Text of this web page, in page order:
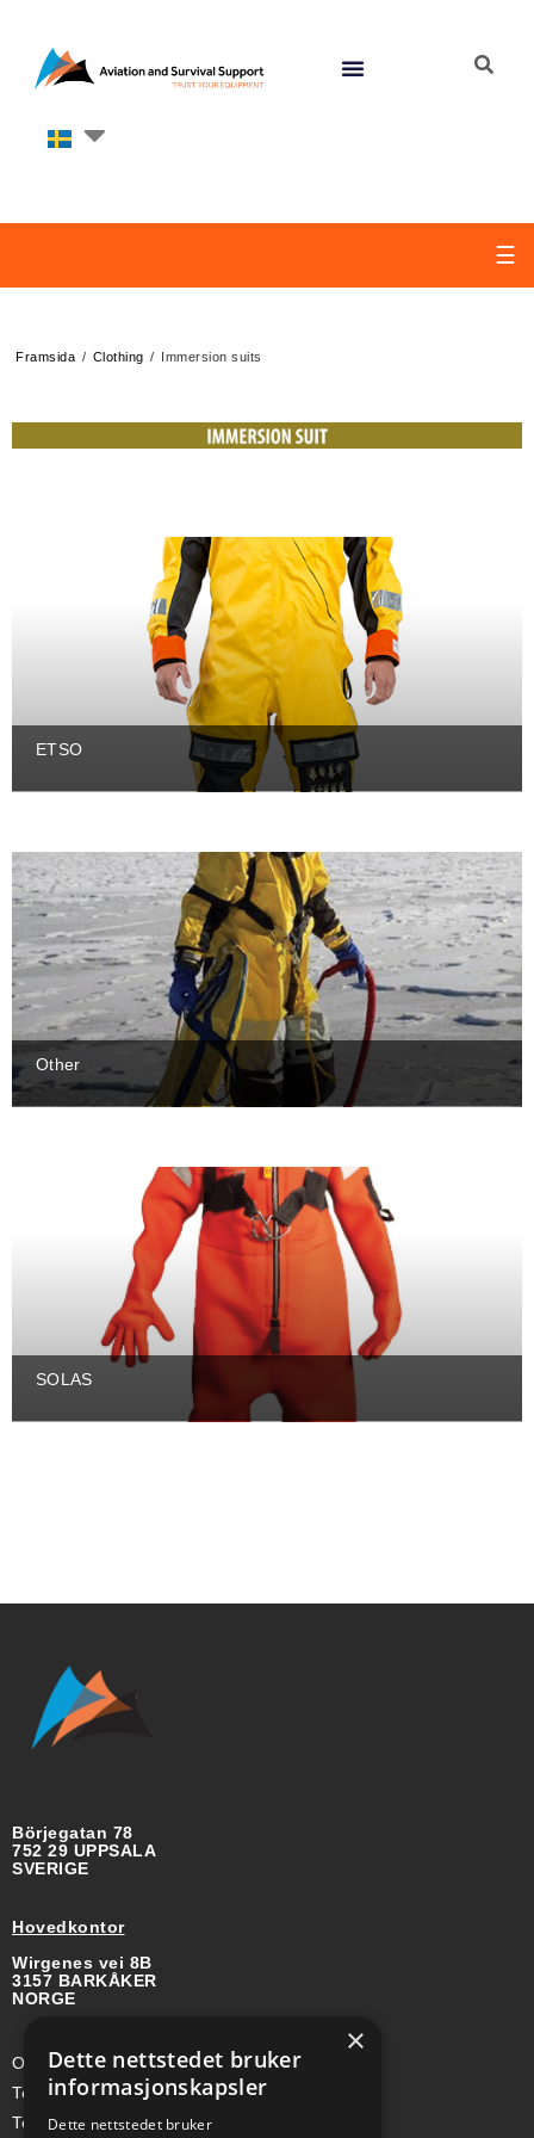
☰
Framsida / Clothing / Immersion suits
ETSO
Other
SOLAS
Börjegatan 78
752 29 UPPSALA
SVERIGE
Hovedkontor
Wirgenes vei 8B
3157 BARKÅKER
NORGE
Org-nr: 985 958 203 MVA
Telefon (Nor): +47 334 50 910
Telefon (Swe): +46 70-748 08 19
×
Dette nettstedet bruker
informasjonskapsler
Dette nettstedet bruker